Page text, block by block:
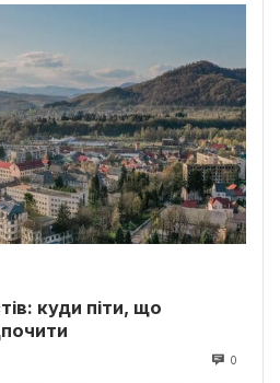
куди піти, що
0